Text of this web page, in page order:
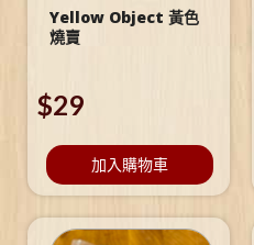
Yellow Object 黃色
燒賣
$29
加入購物車